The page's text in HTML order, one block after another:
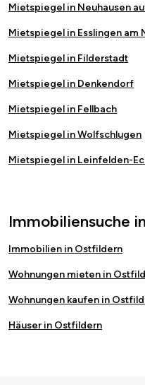
Mietspiegel in Neuhausen
Mietspiegel in Esslingen am
Mietspiegel in Filderstadt
Mietspiegel in Denkendorf
Mietspiegel in Fellbach
Mietspiegel in Wolfschlugen
Mietspiegel in Leinfelden-
Immobiliensuche
Immobilien in Ostfildern
Wohnungen mieten in
Wohnungen kaufen in
Häuser in Ostfildern